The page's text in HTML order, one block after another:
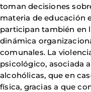
toman decisiones
materia de educación
participan también en
dinámica
comunales. La
psicológico, asociada
alcohólicas, que en
física, gracias a que